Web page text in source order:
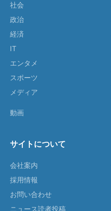
社会
政治
経済
IT
エンタメ
スポーツ
メディア
動画
サイトについて
会社案内
採用情報
お問い合わせ
ニュース読者投稿